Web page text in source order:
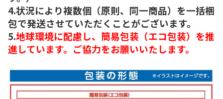
4.状況により複数個（原則、同一商品）を一括梱
包で発送させていただくことがございます。
5.地球環境に配慮し、簡易包装（エコ包装）を推
進しています。ご協力をお願いいたします。